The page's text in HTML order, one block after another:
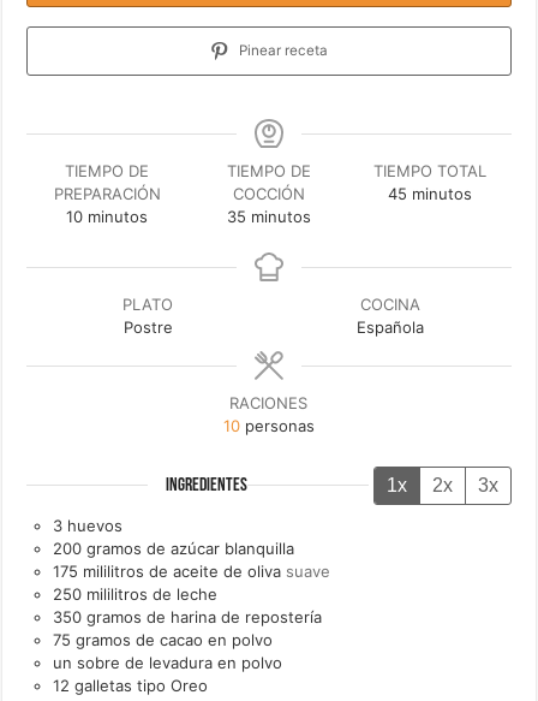
Pinear receta
TIEMPO DE
PREPARACIÓN
10minutos
minutos
TIEMPO DE
COCCIÓN
35minutos
minutos
TIEMPO TOTAL
45 minutos
minutos
PLATO
Postre
COCINA
Española
RACIONES
10 personas
INGREDIENTES 1x 2x 3x
3 huevos
200 gramos de azúcar blanquilla
175 mililitros de aceite de oliva suave
250 mililitros de leche
350 gramos de harina de repostería
75 gramos de cacao en polvo
un sobre de levadura en polvo
12 galletas tipo Oreo